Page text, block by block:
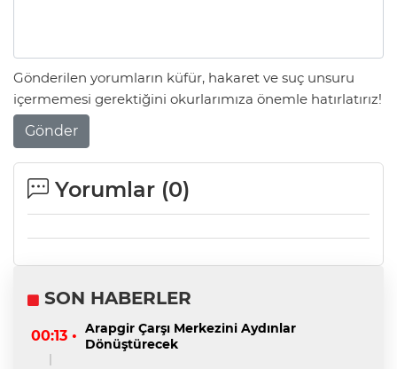
Gönderilen yorumların küfür, hakaret ve suç unsuru
içermemesi gerektiğini okurlarımıza önemle hatırlatırız!
Gönder
Yorumlar (0)
SON HABERLER
00:13 • Arapgir Çarşı Merkezini Aydınlar
Dönüştürecek